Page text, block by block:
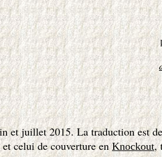
et juillet 2015. La traduction est
et celui de couverture enKnockout,